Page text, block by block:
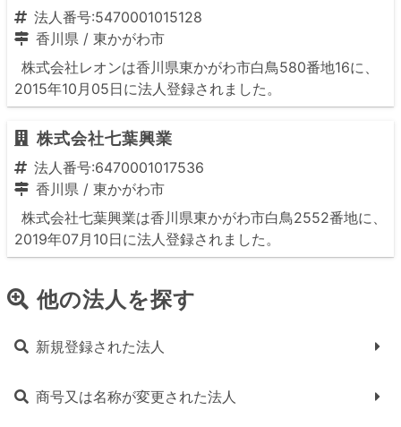
法人番号:5470001015128
香川県 / 東かがわ市
株式会社レオンは香川県東かがわ市白鳥580番地16に、
2015年10月05日に法人登録されました。
株式会社七葉興業
法人番号:6470001017536
香川県 / 東かがわ市
株式会社七葉興業は香川県東かがわ市白鳥2552番地に、
2019年07月10日に法人登録されました。
他の法人を探す
新規登録された法人
商号又は名称が変更された法人